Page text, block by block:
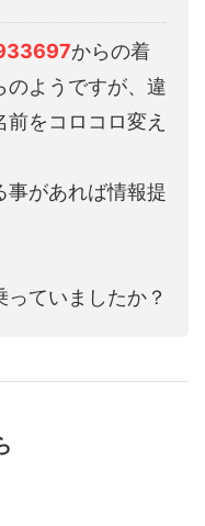
からの着
のようですが、違
をコロコロ変え
事があれば情報提
ていましたか？